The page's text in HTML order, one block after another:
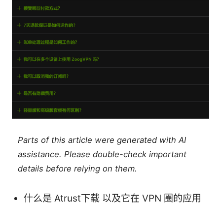
Parts of this article were generated with AI
assistance. Please double-check important
details before relying on them.
什么是 Atrust下载 以及它在 VPN 圈的应用